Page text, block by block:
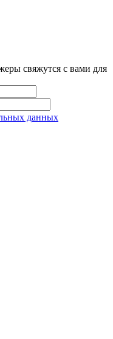
свяжутся с вами для
данных